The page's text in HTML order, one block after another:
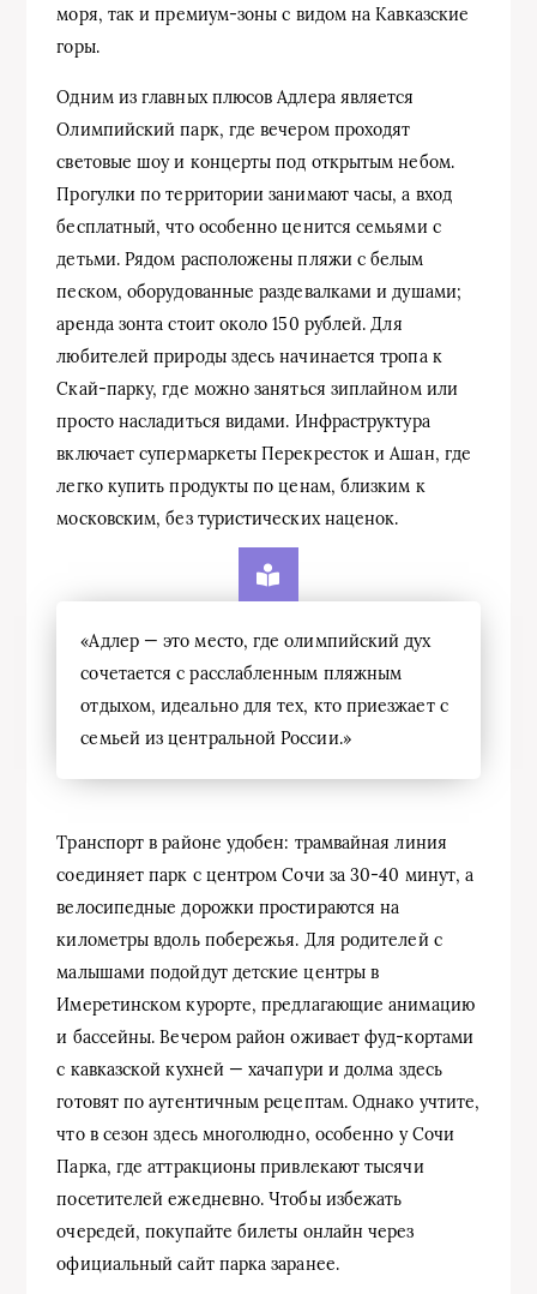
моря, так и премиум-зоны с видом на Кавказские
горы.
Одним из главных плюсов Адлера является
Олимпийский парк, где вечером проходят
световые шоу и концерты под открытым небом.
Прогулки по территории занимают часы, а вход
бесплатный, что особенно ценится семьями с
детьми. Рядом расположены пляжи с белым
песком, оборудованные раздевалками и душами;
аренда зонта стоит около 150 рублей. Для
любителей природы здесь начинается тропа к
Скай-парку, где можно заняться зиплайном или
просто насладиться видами. Инфраструктура
включает супермаркеты Перекресток и Ашан, где
легко купить продукты по ценам, близким к
московским, без туристических наценок.
«Адлер — это место, где олимпийский дух
сочетается с расслабленным пляжным
отдыхом, идеально для тех, кто приезжает с
семьей из центральной России.»
Транспорт в районе удобен: трамвайная линия
соединяет парк с центром Сочи за 30-40 минут, а
велосипедные дорожки простираются на
километры вдоль побережья. Для родителей с
малышами подойдут детские центры в
Имеретинском курорте, предлагающие анимацию
и бассейны. Вечером район оживает фуд-кортами
с кавказской кухней — хачапури и долма здесь
готовят по аутентичным рецептам. Однако учтите,
что в сезон здесь многолюдно, особенно у Сочи
Парка, где аттракционы привлекают тысячи
посетителей ежедневно. Чтобы избежать
очередей, покупайте билеты онлайн через
официальный сайт парка заранее.